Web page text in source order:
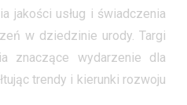
jakości usług i świadczenia
w dziedzinie urody. Targi
znaczące wydarzenie dla
trendy i kierunki rozwoju